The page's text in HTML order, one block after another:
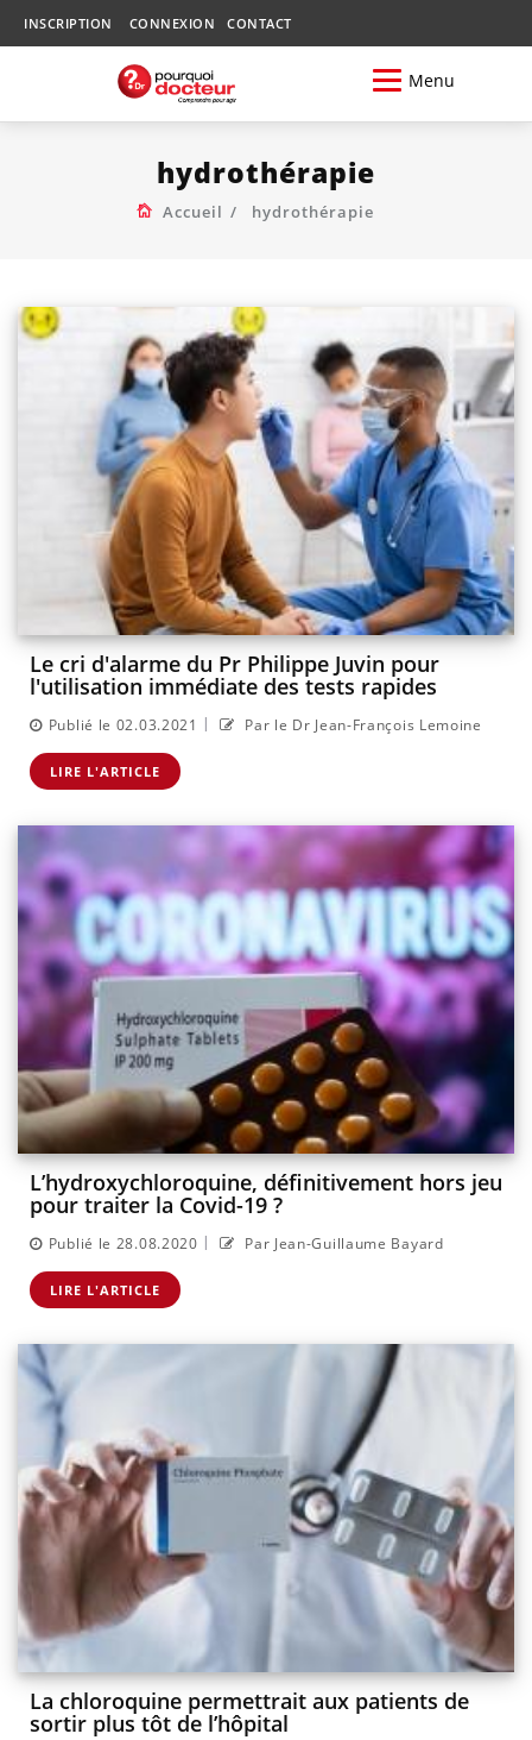
INSCRIPTION CONNEXION CONTACT
Menu
hydrothérapie
Accueil hydrothérapie
Le cri d'alarme du Pr Philippe Juvin pour
l'utilisation immédiate des tests rapides
Publié le 02.03.2021 | Par le Dr Jean-François Lemoine
LIRE L'ARTICLE
L’hydroxychloroquine, définitivement hors jeu
pour traiter la Covid-19 ?
Publié le 28.08.2020 | Par Jean-Guillaume Bayard
LIRE L'ARTICLE
La chloroquine permettrait aux patients de
sortir plus tôt de l’hôpital